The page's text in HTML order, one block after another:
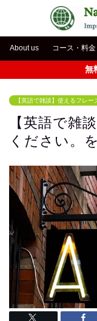
About us コース・料金
無
【英語で雑談】使えるフレ
【英語で雑
ください。